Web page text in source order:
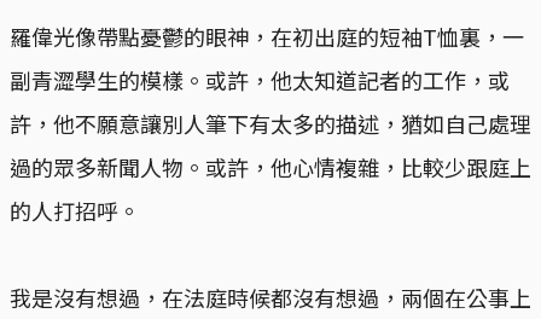
羅偉光像帶點憂鬱的眼神，在初出庭的短袖T恤裏，一
副青澀學生的模樣。或許，他太知道記者的工作，或
許，他不願意讓別人筆下有太多的描述，猶如自己處理
過的眾多新聞人物。或許，他心情複雜，比較少跟庭上
的人打招呼。
我是沒有想過，在法庭時候都沒有想過，兩個在公事上